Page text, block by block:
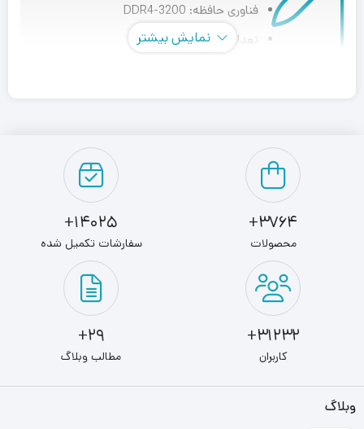
فناوری حافظه: DDR4-3200
تعداد پین: 288 پین
ماژول 16 گیگابایتی تشکیل شده است. کارایی بالای این رم
شرکت سازنده تضمین شده است. این رم از مولفه XMP 2.0
پشتیبانی کرده و دارای بیشترین سطح فرآیند اورکلاک است و می
تواند تنظیمات اختصاصی را برای رم انجام دهد.
از آلومینیوم خالص برای دفع سریعتر گرما ساخته شده است و
نمایش بیشتر
3764+
محصولات
14025+
سفارشات تکمیل شده
31232+
کاربران
29+
مطالب وبلاگ
وبلاگ